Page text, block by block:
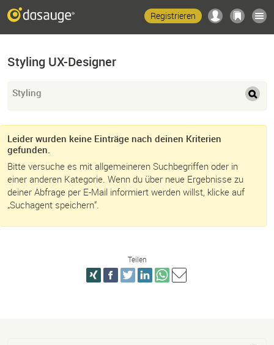
Registrieren
Styling UX-Designer
Styling
Leider wurden keine Einträge nach deinen Kriterien
gefunden.
Bitte versuche es mit allgemeineren Suchbegriffen oder in
einer anderen Kategorie. Wenn du über neue Ergebnisse zu
deiner Abfrage per E-Mail informiert werden willst, klicke auf
„Suchagent speichern“.
Teilen